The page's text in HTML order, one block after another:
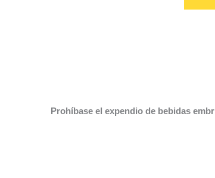
Prohíbase el expendio de bebidas